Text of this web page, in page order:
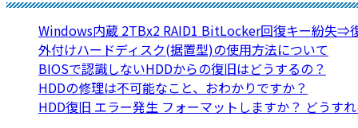
Windows内蔵 2TBx2 RAID1 BitLocker回復キー紛失⇒
外付けハードディスク(据置型)の使用方法について
BIOSで認識しないHDDからの復旧はどうするの？
HDDの修理は不可能なこと、おわかりですか？
HDD復旧 エラー発生 フォーマットしますか？ どうす